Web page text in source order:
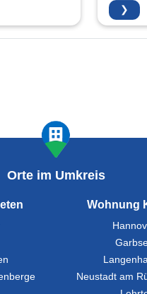
❯
Orte im Umkreis
Wohnung
Neustadt am